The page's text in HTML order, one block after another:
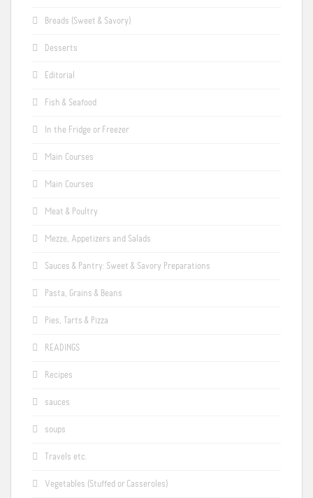
Breads (Sweet & Savory)
Desserts
Editorial
Fish & Seafood
In the Fridge or Freezer
Main Courses
Main Courses
Meat & Poultry
Mezze, Appetizers and Salads
Sauces & Pantry: Sweet & Savory Preparations
Pasta, Grains & Beans
Pies, Tarts & Pizza
READINGS
Recipes
sauces
soups
Travels etc.
Vegetables (Stuffed or Casseroles)